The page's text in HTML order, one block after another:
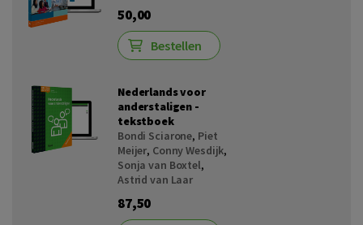
50,00
Bestellen
Nederlands voor
anderstaligen -
tekstboek
Bondi Sciarone, Piet
Meijer, Conny Wesdijk,
Sonja van Boxtel,
Astrid van Laar
87,50